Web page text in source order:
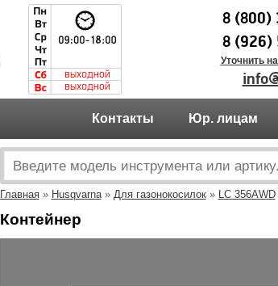
8 (800)
8 (926)
Уточнить
Контакты Юр. лицам
Главная» Husqvarna» Для газонокосилок» LC 356AWD
Контейнер